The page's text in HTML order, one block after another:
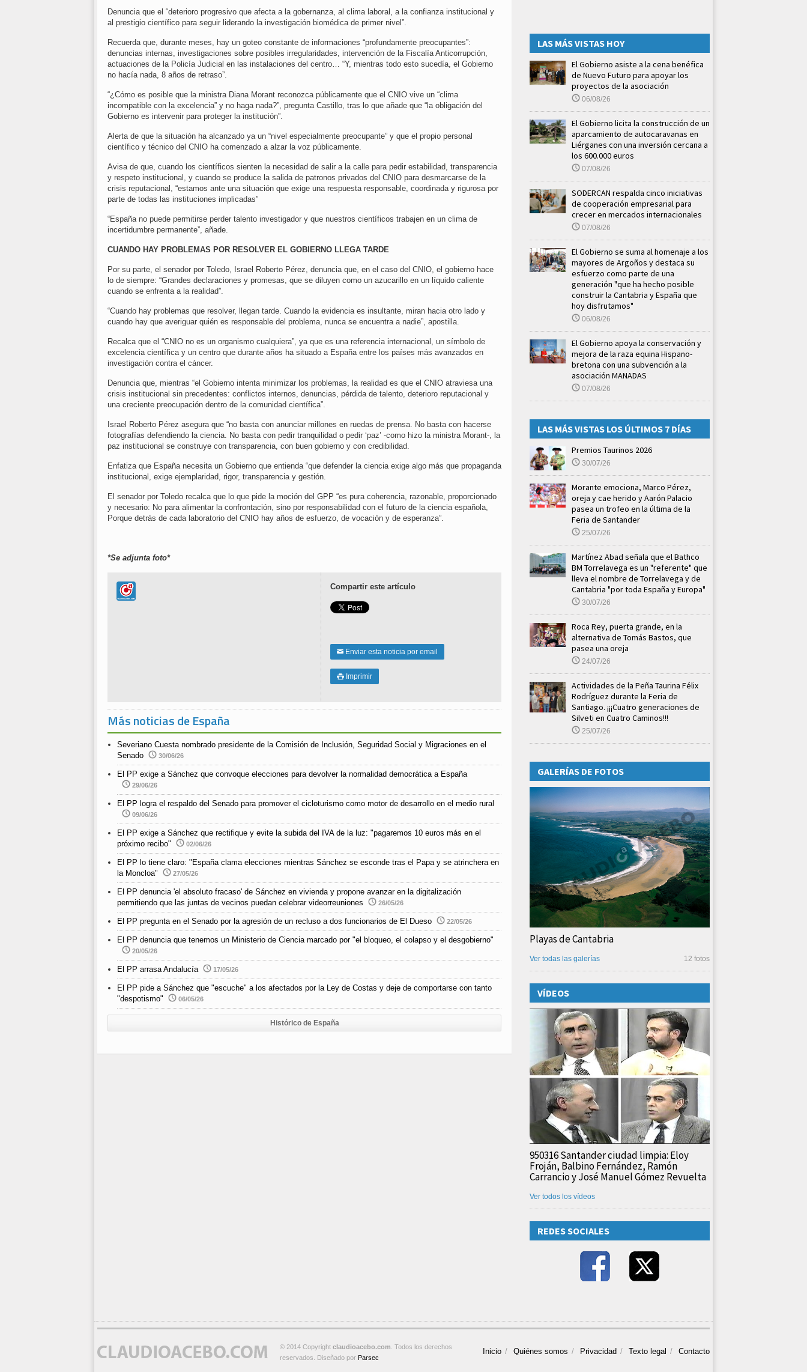
Denuncia que el “deterioro progresivo que afecta a la gobernanza, al clima laboral, a la confianza institucional y
al prestigio científico para seguir liderando la investigación biomédica de primer nivel”.
Recuerda que, durante meses, hay un goteo constante de informaciones “profundamente preocupantes”:
denuncias internas, investigaciones sobre posibles irregularidades, intervención de la Fiscalía Anticorrupción,
actuaciones de la Policía Judicial en las instalaciones del centro… “Y, mientras todo esto sucedía, el Gobierno
no hacía nada, 8 años de retraso”.
“¿Cómo es posible que la ministra Diana Morant reconozca públicamente que el CNIO vive un “clima
incompatible con la excelencia” y no haga nada?”, pregunta Castillo, tras lo que añade que “la obligación del
Gobierno es intervenir para proteger la institución”.
Alerta de que la situación ha alcanzado ya un “nivel especialmente preocupante” y que el propio personal
científico y técnico del CNIO ha comenzado a alzar la voz públicamente.
Avisa de que, cuando los científicos sienten la necesidad de salir a la calle para pedir estabilidad, transparencia
y respeto institucional, y cuando se produce la salida de patronos privados del CNIO para desmarcarse de la
crisis reputacional, “estamos ante una situación que exige una respuesta responsable, coordinada y rigurosa por
parte de todas las instituciones implicadas”
“España no puede permitirse perder talento investigador y que nuestros científicos trabajen en un clima de
incertidumbre permanente”, añade.
CUANDO HAY PROBLEMAS POR RESOLVER EL GOBIERNO LLEGA TARDE
Por su parte, el senador por Toledo, Israel Roberto Pérez, denuncia que, en el caso del CNIO, el gobierno hace
lo de siempre: “Grandes declaraciones y promesas, que se diluyen como un azucarillo en un líquido caliente
cuando se enfrenta a la realidad”.
“Cuando hay problemas que resolver, llegan tarde. Cuando la evidencia es insultante, miran hacia otro lado y
cuando hay que averiguar quién es responsable del problema, nunca se encuentra a nadie”, apostilla.
Recalca que el “CNIO no es un organismo cualquiera”, ya que es una referencia internacional, un símbolo de
excelencia científica y un centro que durante años ha situado a España entre los países más avanzados en
investigación contra el cáncer.
Denuncia que, mientras “el Gobierno intenta minimizar los problemas, la realidad es que el CNIO atraviesa una
crisis institucional sin precedentes: conflictos internos, denuncias, pérdida de talento, deterioro reputacional y
una creciente preocupación dentro de la comunidad científica”.
Israel Roberto Pérez asegura que “no basta con anunciar millones en ruedas de prensa. No basta con hacerse
fotografías defendiendo la ciencia. No basta con pedir tranquilidad o pedir ‘paz’ -como hizo la ministra Morant-, la
paz institucional se construye con transparencia, con buen gobierno y con credibilidad.
Enfatiza que España necesita un Gobierno que entienda “que defender la ciencia exige algo más que propaganda
institucional, exige ejemplaridad, rigor, transparencia y gestión.
El senador por Toledo recalca que lo que pide la moción del GPP “es pura coherencia, razonable, proporcionado
y necesario: No para alimentar la confrontación, sino por responsabilidad con el futuro de la ciencia española,
Porque detrás de cada laboratorio del CNIO hay años de esfuerzo, de vocación y de esperanza”.
*Se adjunta foto*
Compartir este artículo
✉ Enviar esta noticia por email
 Imprimir
Más noticias de España
Severiano Cuesta nombrado presidente de la Comisión de Inclusión, Seguridad Social y Migraciones en el
Senado
30/06/26
El PP exige a Sánchez que convoque elecciones para devolver la normalidad democrática a España
29/06/26
El PP logra el respaldo del Senado para promover el cicloturismo como motor de desarrollo en el medio rural
09/06/26
El PP exige a Sánchez que rectifique y evite la subida del IVA de la luz: "pagaremos 10 euros más en el
próximo recibo"
02/06/26
El PP lo tiene claro: "España clama elecciones mientras Sánchez se esconde tras el Papa y se atrinchera en
la Moncloa"
27/05/26
El PP denuncia 'el absoluto fracaso' de Sánchez en vivienda y propone avanzar en la digitalización
permitiendo que las juntas de vecinos puedan celebrar videorreuniones
26/05/26
El PP pregunta en el Senado por la agresión de un recluso a dos funcionarios de El Dueso 22/05/26
El PP denuncia que tenemos un Ministerio de Ciencia marcado por "el bloqueo, el colapso y el desgobierno"
20/05/26
El PP arrasa Andalucía 17/05/26
El PP pide a Sánchez que "escuche" a los afectados por la Ley de Costas y deje de comportarse con tanto
"despotismo"
06/05/26
Histórico de España
LAS MÁS VISTAS HOY
El Gobierno asiste a la cena benéfica
de Nuevo Futuro para apoyar los
proyectos de la asociación
06/08/26
El Gobierno licita la construcción de un
aparcamiento de autocaravanas en
Liérganes con una inversión cercana a
los 600.000 euros
07/08/26
SODERCAN respalda cinco iniciativas
de cooperación empresarial para
crecer en mercados internacionales
07/08/26
El Gobierno se suma al homenaje a los
mayores de Argoños y destaca su
esfuerzo como parte de una
generación "que ha hecho posible
construir la Cantabria y España que
hoy disfrutamos"
06/08/26
El Gobierno apoya la conservación y
mejora de la raza equina Hispano-
bretona con una subvención a la
asociación MANADAS
07/08/26
LAS MÁS VISTAS LOS ÚLTIMOS 7 DÍAS
Premios Taurinos 2026
30/07/26
Morante emociona, Marco Pérez,
oreja y cae herido y Aarón Palacio
pasea un trofeo en la última de la
Feria de Santander
25/07/26
Martínez Abad señala que el Bathco
BM Torrelavega es un "referente" que
lleva el nombre de Torrelavega y de
Cantabria "por toda España y Europa"
30/07/26
Roca Rey, puerta grande, en la
alternativa de Tomás Bastos, que
pasea una oreja
24/07/26
Actividades de la Peña Taurina Félix
Rodríguez durante la Feria de
Santiago. ¡¡¡Cuatro generaciones de
Silveti en Cuatro Caminos!!!
25/07/26
GALERÍAS DE FOTOS
Playas de Cantabria
12 fotos
Ver todas las galerías
VÍDEOS
950316 Santander ciudad limpia: Eloy
Froján, Balbino Fernández, Ramón
Carrancio y José Manuel Gómez Revuelta
Ver todos los vídeos
REDES SOCIALES
Inicio Quiénes somos Privacidad Texto legal Contacto
© 2014 Copyright claudioacebo.com. Todos los derechos
reservados. Diseñado por Parsec